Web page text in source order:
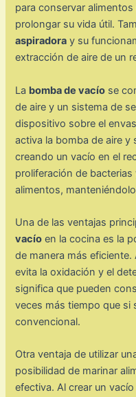
para conservar
prolongar su vida útil.
aspiradora y su
extracción de aire de un
La bomba de vacío se
de aire y un sistema de
dispositivo sobre el
activa la bomba de aire y
creando un vacío en el
proliferación de
alimentos,
Una de las ventajas
vacío en la cocina es la
de manera más eficiente.
evita la oxidación y el
significa que pueden
veces más tiempo que si
convencional.
Otra ventaja de utilizar
posibilidad de marinar
efectiva. Al crear un